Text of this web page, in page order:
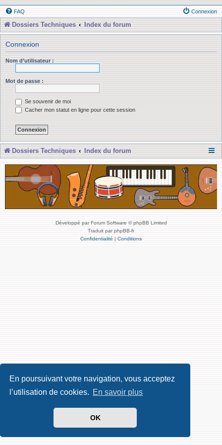
En poursuivant votre navigation, vous acceptez
l’utilisation de cookies. En savoir plus
OK
FAQ Connexion
Dossiers Techniques Index du forum
Connexion
Nom d’utilisateur :
Mot de passe :
Se souvenir de moi
Cacher mon statut en ligne pour cette session
Dossiers Techniques Index du forum
Développé par Forum Software © phpBB Limited
Traduit par phpBB-fr
Confidentialité | Conditions